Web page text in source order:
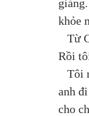
khỏe
Từ
Rồi
Tôi
anh
cho